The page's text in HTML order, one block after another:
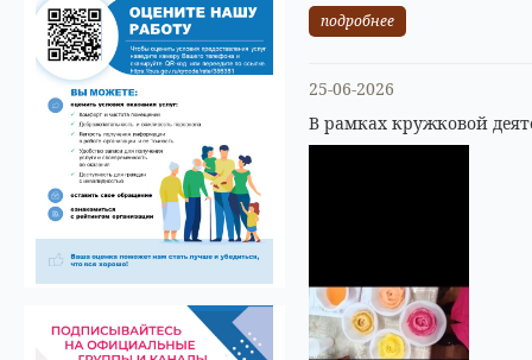
подробнее
25-06-2026
В рамках кружковой